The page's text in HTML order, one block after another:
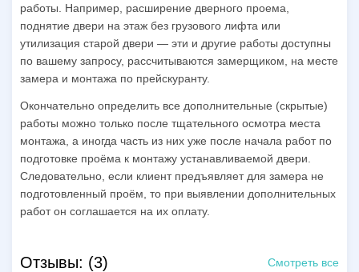
работы. Например, расширение дверного проема,
поднятие двери на этаж без грузового лифта или
утилизация старой двери — эти и другие работы доступны
по вашему запросу, рассчитываются замерщиком, на месте
замера и монтажа по прейскуранту.
Окончательно определить все дополнительные (скрытые)
работы можно только после тщательного осмотра места
монтажа, а иногда часть из них уже после начала работ по
подготовке проёма к монтажу устанавливаемой двери.
Следовательно, если клиент предъявляет для замера не
подготовленный проём, то при выявлении дополнительных
работ он соглашается на их оплату.
Отзывы: (3) Смотреть все